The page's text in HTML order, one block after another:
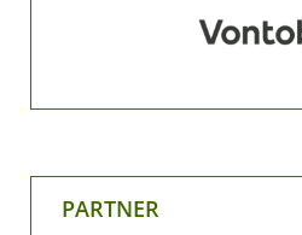
PARTNER